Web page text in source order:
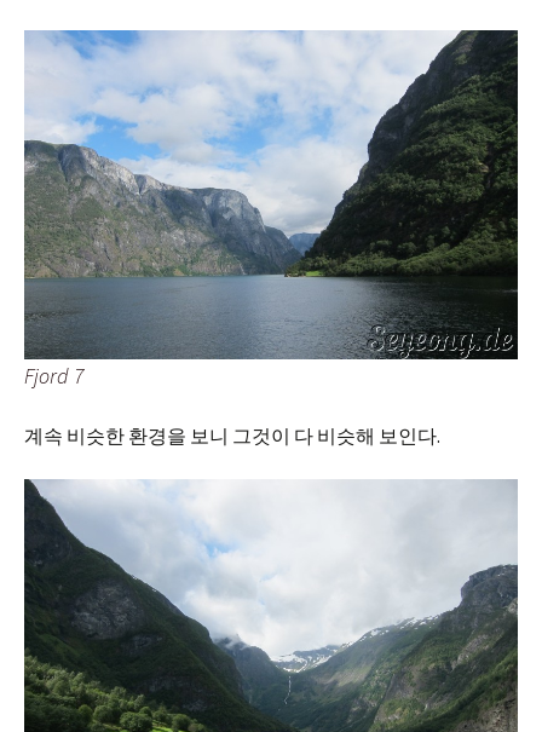
Fjord 7
계속 비슷한 환경을 보니 그것이 다 비슷해 보인다.